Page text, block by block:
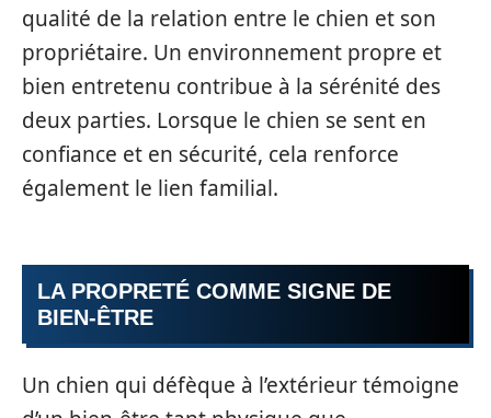
qualité de la relation entre le chien et son
propriétaire. Un environnement propre et
bien entretenu contribue à la sérénité des
deux parties. Lorsque le chien se sent en
confiance et en sécurité, cela renforce
également le lien familial.
LA PROPRETÉ COMME SIGNE DE
BIEN-ÊTRE
Un chien qui défèque à l’extérieur témoigne